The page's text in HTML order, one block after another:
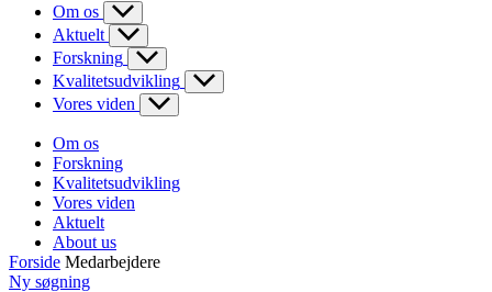
Om os
Aktuelt
Forskning
Kvalitetsudvikling
Vores viden
Om os
Forskning
Kvalitetsudvikling
Vores viden
Aktuelt
About us
Forside Medarbejdere
Ny søgning